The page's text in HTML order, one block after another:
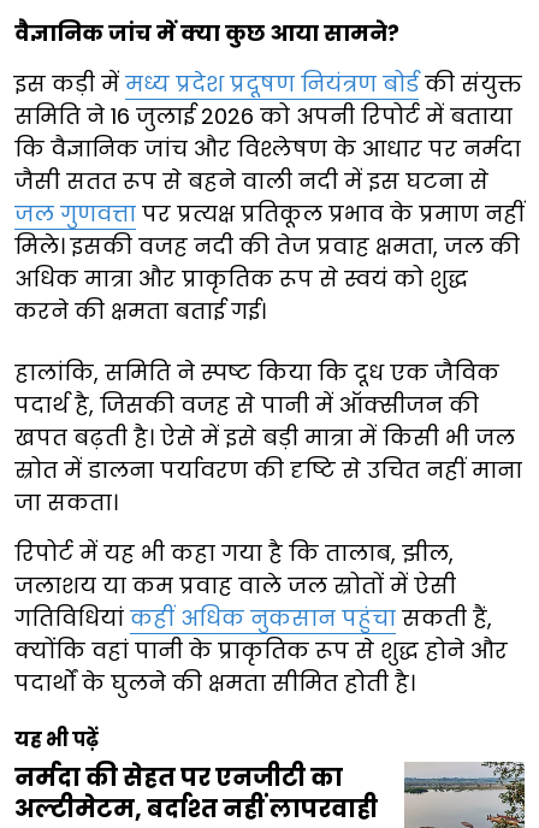
वैज्ञानिक जांच में क्या कुछ आया सामने?
इस कड़ी में मध्य प्रदेश प्रदूषण नियंत्रण बोर्डकी संयुक्त
समिति ने 16 जुलाई 2026 को अपनी रिपोर्ट में बताया
कि वैज्ञानिक जांच और विश्लेषण के आधार पर नर्मदा
जैसी सतत रूप से बहने वाली नदी में इस घटना से
जल गुणवत्ता पर प्रत्यक्ष प्रतिकूल प्रभाव के प्रमाण नहीं
मिले। इसकी वजह नदी की तेज प्रवाह क्षमता, जल की
अधिक मात्रा और प्राकृतिक रूप से स्वयं को शुद्ध
करने की क्षमता बताई गई।
हालांकि, समिति ने स्पष्ट किया कि दूध एक जैविक
पदार्थ है, जिसकी वजह से पानी में ऑक्सीजन की
खपत बढ़ती है। ऐसे में इसे बड़ी मात्रा में किसी भी जल
स्रोत में डालना पर्यावरण की दृष्टि से उचित नहीं माना
जा सकता।
रिपोर्ट में यह भी कहा गया है कि तालाब, झील,
जलाशय या कम प्रवाह वाले जल स्रोतों में ऐसी
गतिविधियां कहीं अधिक नुकसान पहुंचा सकती हैं,
क्योंकि वहां पानी के प्राकृतिक रूप से शुद्ध होने और
पदार्थों के घुलने की क्षमता सीमित होती है।
यह भी पढ़ें
नर्मदा की सेहत पर एनजीटी का
अल्टीमेटम, बर्दाश्त नहीं लापरवाही